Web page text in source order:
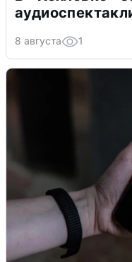
8 августа 1